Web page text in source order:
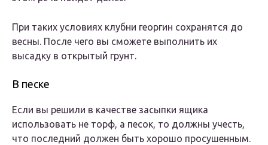
При таких условиях клубни георгин сохранятся до
весны. После чего вы сможете выполнить их
высадку в открытый грунт.
В песке
Если вы решили в качестве засыпки ящика
использовать не торф, а песок, то должны учесть,
что последний должен быть хорошо просушенным.